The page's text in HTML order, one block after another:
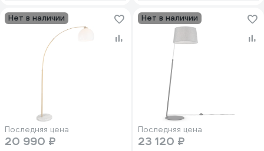
Нет в наличии
Последняя цена
20 990 ₽
Нет в наличии
Последняя цена
23 120 ₽